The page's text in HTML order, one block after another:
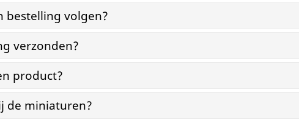
bestelling volgen?
verzonden?
product?
de miniaturen?